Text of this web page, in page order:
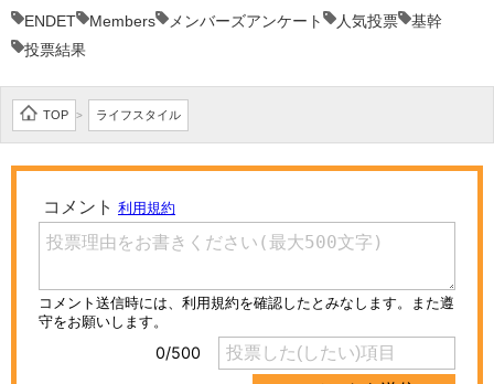
ENDET Members メンバーズアンケート 人気投票
基幹
投票結果
TOP > ライフスタイル